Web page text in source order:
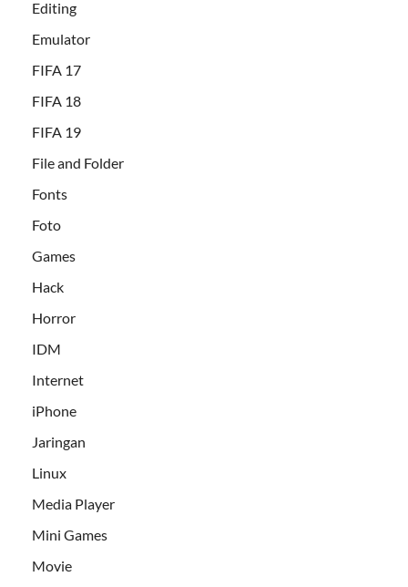
Editing
Emulator
FIFA 17
FIFA 18
FIFA 19
File and Folder
Fonts
Foto
Games
Hack
Horror
IDM
Internet
iPhone
Jaringan
Linux
Media Player
Mini Games
Movie